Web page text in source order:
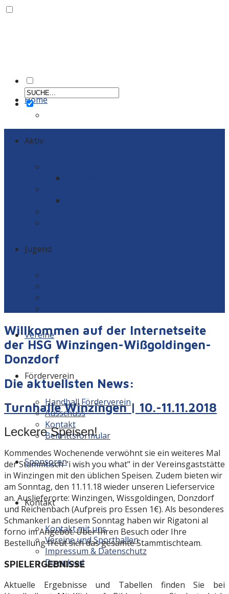
Home
Aktiv
Jugend
Vereine
Förderverein
Handball Förderverein
Ausschuss
Kontakt
Beitrittsformular
Sponsoren
Kontakt
Kontakt mit uns
Vereine und Sporthallen
Impressum & Datenschutz
Download
Willkommen auf der Internetseite
der HSG Winzingen-Wißgoldingen-
Donzdorf
Die aktuellsten News:
Turnhalle Winzingen | 10.-11.11.2018
Leckere Speisen!
Kommendes Wochenende verwöhnt sie ein weiteres Mal
der Stammtisch "i wish you what" in der Vereinsgaststätte
in Winzingen mit den üblichen Speisen. Zudem bieten wir
am Sonntag, den 11.11.18 wieder unseren Lieferservice
an. Auslieferorte: Winzingen, Wissgoldingen, Donzdorf
und Reichenbach (Aufpreis pro Essen 1€). Als besonderes
Schmankerl an diesem Sonntag haben wir Rigatoni al
forno im Angebot.Über Ihren Besuch oder Ihre
Bestellung freut sich das gesamte Stammtischteam.
SPIELERGEBNISSE
Aktuelle Ergebnisse und Tabellen finden Sie bei